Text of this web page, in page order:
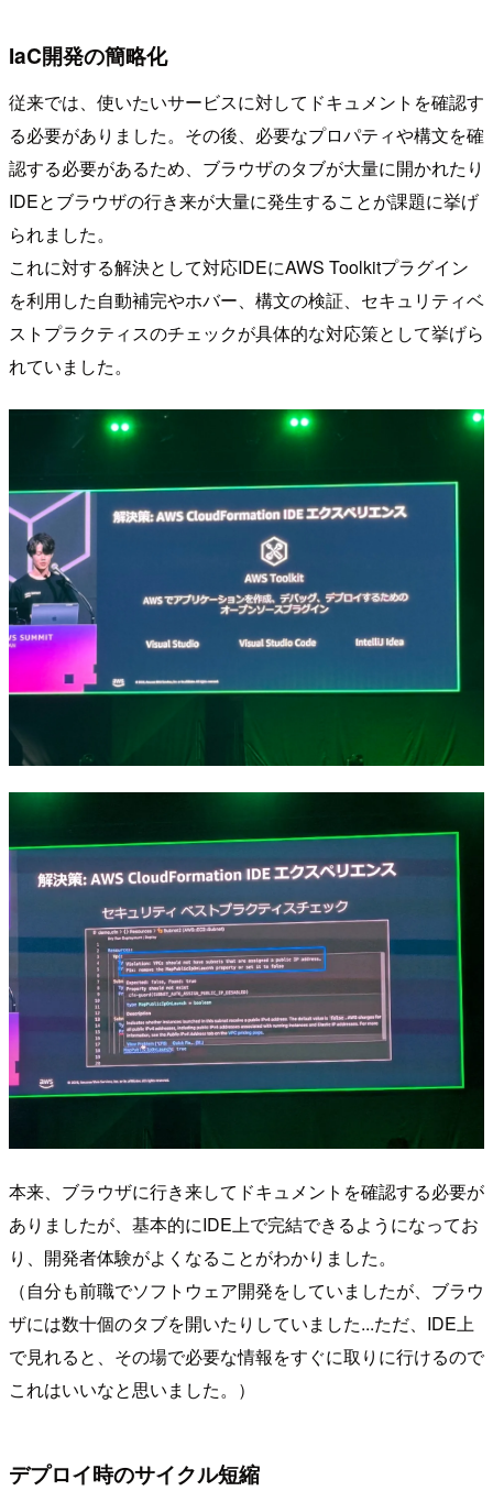
IaC開発の簡略化
従来では、使いたいサービスに対してドキュメントを確認す
る必要がありました。その後、必要なプロパティや構文を確
認する必要があるため、ブラウザのタブが大量に開かれたり
IDEとブラウザの行き来が大量に発生することが課題に挙げ
られました。
これに対する解決として対応IDEにAWS Toolkitプラグイン
を利用した自動補完やホバー、構文の検証、セキュリティベ
ストプラクティスのチェックが具体的な対応策として挙げら
れていました。
本来、ブラウザに行き来してドキュメントを確認する必要が
ありましたが、基本的にIDE上で完結できるようになってお
り、開発者体験がよくなることがわかりました。
（自分も前職でソフトウェア開発をしていましたが、ブラウ
ザには数十個のタブを開いたりしていました...ただ、IDE上
で見れると、その場で必要な情報をすぐに取りに行けるので
これはいいなと思いました。）
デプロイ時のサイクル短縮